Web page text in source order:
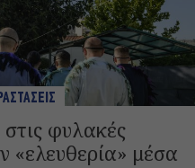
φυλακές
«ελευθερία» μέσα